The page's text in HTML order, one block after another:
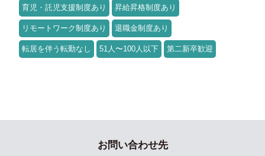
育児・託児支援制度あり 昇給昇格制度あり
リモートワーク制度あり 退職金制度あり
転居を伴う転勤なし 51人〜100人以下 第二新卒歓迎
お問い合わせ先